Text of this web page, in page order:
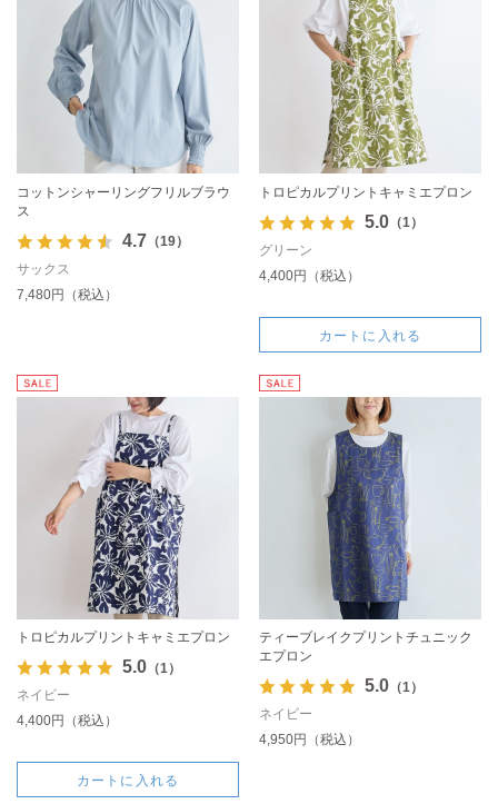
コットンシャーリングフリルブラウ
ス
4.7 （19）
サックス
7,480円（税込）
トロピカルプリントキャミエプロン
5.0（1）
グリーン
4,400円（税込）
カートに入れる
トロピカルプリントキャミエプロン
5.0（1）
ネイビー
4,400円（税込）
カートに入れる
ティーブレイクプリントチュニック
エプロン
5.0（1）
ネイビー
4,950円（税込）